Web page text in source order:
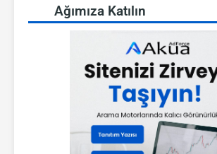
Ağımıza Katılın